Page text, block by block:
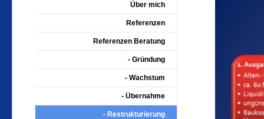
Über mich
Referenzen
Referenzen Beratung
- Gründung
- Wachstum
- Übernahme
- Restrukturierung